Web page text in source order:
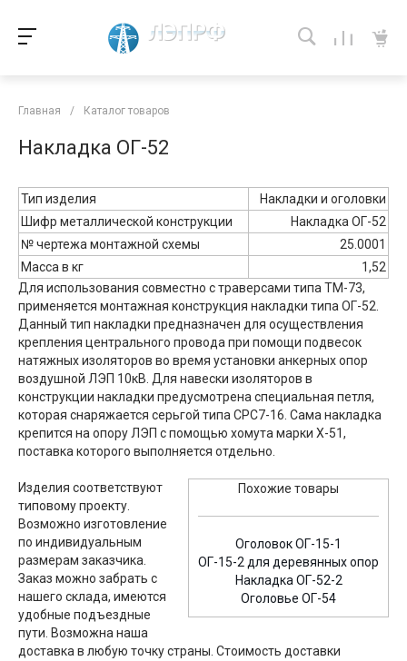
Главная / Каталог товаров
Накладка ОГ-52
Тип изделия
Накладки и оголовки
Шифр металлической конструкции
Накладка ОГ-52
№ чертежа монтажной схемы
25.0001
Масса в кг
1,52
Для использования совместно с траверсами типа ТМ-73,
применяется монтажная конструкция накладки типа ОГ-52.
Данный тип накладки предназначен для осуществления
крепления центрального провода при помощи подвесок
натяжных изоляторов во время установки анкерных опор
воздушной ЛЭП 10кВ. Для навески изоляторов в
конструкции накладки предусмотрена специальная петля,
которая снаряжается серьгой типа СРС7-16. Сама накладка
крепится на опору ЛЭП с помощью хомута марки Х-51,
поставка которого выполняется отдельно.
Похожие товары
Оголовок ОГ-15-1
ОГ-15-2 для деревянных опор
Накладка ОГ-52-2
Оголовье ОГ-54
Изделия соответствуют
типовому проекту.
Возможно изготовление
по индивидуальным
размерам заказчика.
Заказ можно забрать с
нашего склада, имеются
удобные подъездные
пути. Возможна наша
доставка в любую точку страны. Стоимость доставки